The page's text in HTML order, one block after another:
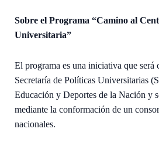
Sobre el Programa “Camino al
Universitaria”
El programa es una iniciativa que será
Secretaría de Políticas Universitarias
Educación y Deportes de la Nación y
mediante la conformación de un
nacionales.